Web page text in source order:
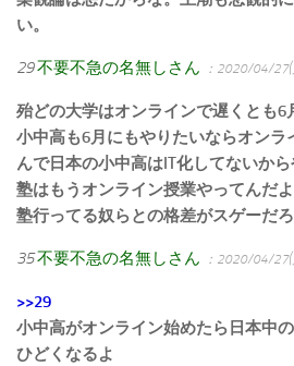
い。
29不要不急の名無しさん ：2020/04/
殆どの大学はオンラインで遅くとも6
小中高も6月にもやりたいならオンラ
んで日本の小中高はIT化してないか
塾はもうオンライン授業やってんだ
塾行ってる奴らとの格差がスゲーだ
35不要不急の名無しさん ：2020/04/
>>29
小中高がオンライン始めたら日本中
ひどくなるよ